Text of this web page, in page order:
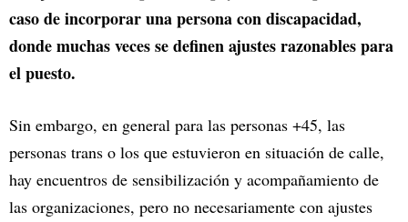
caso de incorporar una persona con discapacidad,
donde muchas veces se definen ajustes razonables para
el puesto.
Sin embargo, en general para las personas +45, las
personas trans o los que estuvieron en situación de calle,
hay encuentros de sensibilización y acompañamiento de
las organizaciones, pero no necesariamente con ajustes